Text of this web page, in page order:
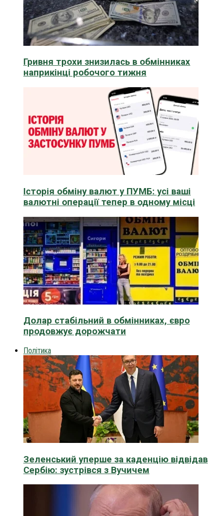
Гривня трохи знизилась в обмінниках
наприкінці робочого тижня
Історія обміну валют у ПУМБ: усі ваші
валютні операції тепер в одному місці
Долар стабільний в обмінниках, євро
продовжує дорожчати
Політика
Зеленський уперше за каденцію відвідав
Сербію: зустрівся з Вучичем